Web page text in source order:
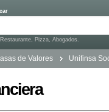
Pizza, Abogados.
de Valores Unifinsa